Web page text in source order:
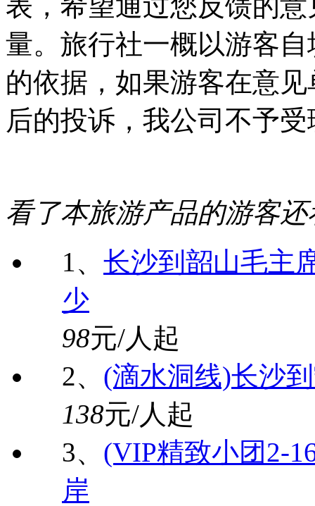
量。旅行社一概以游客
的依据，如果游客在意
后的投诉，我公司不予受
看了本旅游产品的游客还
1、 长沙到韶山毛主
少
98元/人起
2、 (滴水洞线)长沙
138元/人起
3、 (VIP精致小团2-
岸